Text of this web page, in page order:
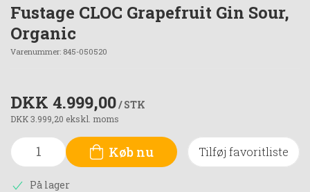
Fustage CLOC Grapefruit Gin Sour,
Organic
Varenummer: 845-050520
DKK 4.999,00/ STK
DKK 3.999,20 ekskl. moms
Køb nu Tilføj favoritliste
På lager